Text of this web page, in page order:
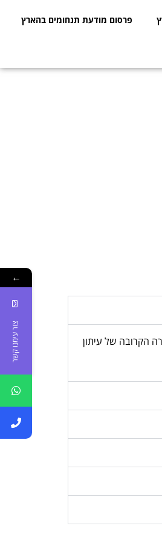
פרסום מודעת תנחומים בהארץ
הקרובה של עיתון
←
צור עימנו קשר